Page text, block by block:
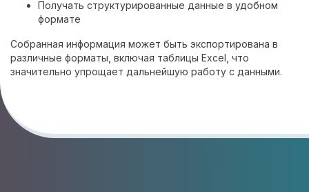
Получать структурированные данные в удобном
формате
Собранная информация может быть экспортирована в
различные форматы, включая таблицы Excel, что
значительно упрощает дальнейшую работу с данными.